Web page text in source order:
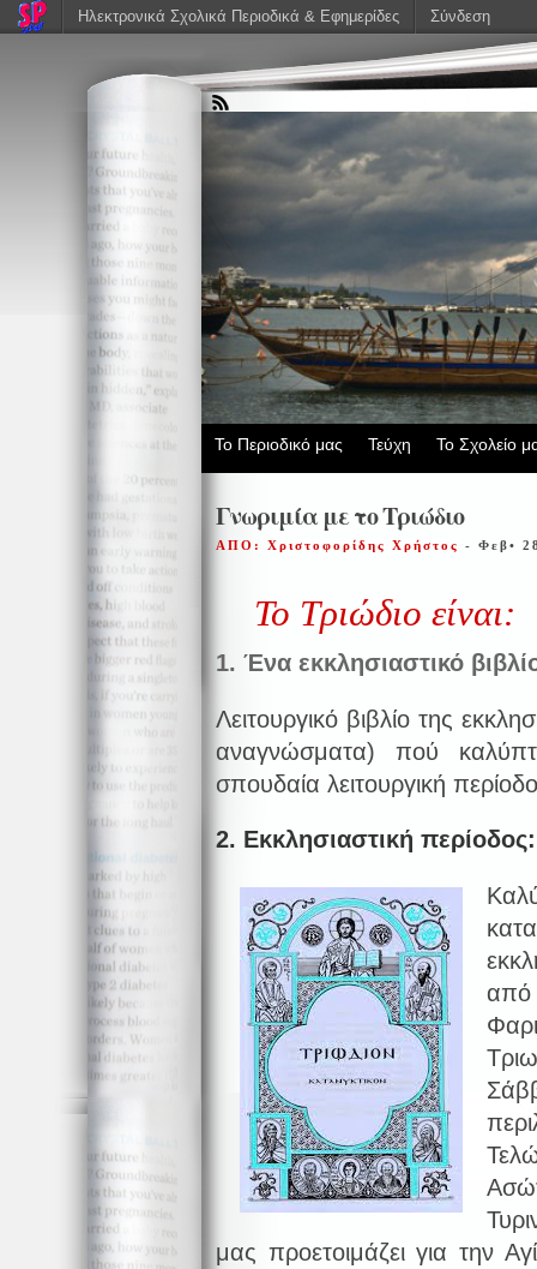
Το Περιοδικό μας Τεύχη Το Σχολείο
Γνωριμία με το Τριώδιο
ΑΠΟ: Χριστοφορίδης Χρήστος - Φεβ•
Το Τριώδιο είναι:
1. Ένα εκκλησιαστικό
Λειτουργικό βιβλίο της
αναγνώσματα) πού
σπουδαία λειτουργική
2. Εκκλησιαστική περίοδος:
από
μας προετοιμάζει για την
Ηλεκτρονικά Σχολικά Περιοδικά & Εφημερίδες Σύνδεση